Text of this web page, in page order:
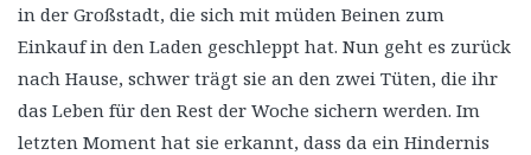
in der Großstadt, die sich mit müden Beinen zum
Einkauf in den Laden geschleppt hat. Nun geht es zurück
nach Hause, schwer trägt sie an den zwei Tüten, die ihr
das Leben für den Rest der Woche sichern werden. Im
letzten Moment hat sie erkannt, dass da ein Hindernis